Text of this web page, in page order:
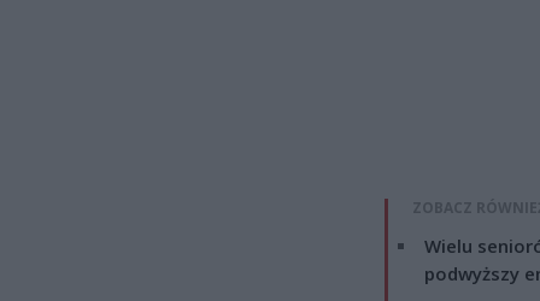
ZOBACZ
Wielu
podwyższy